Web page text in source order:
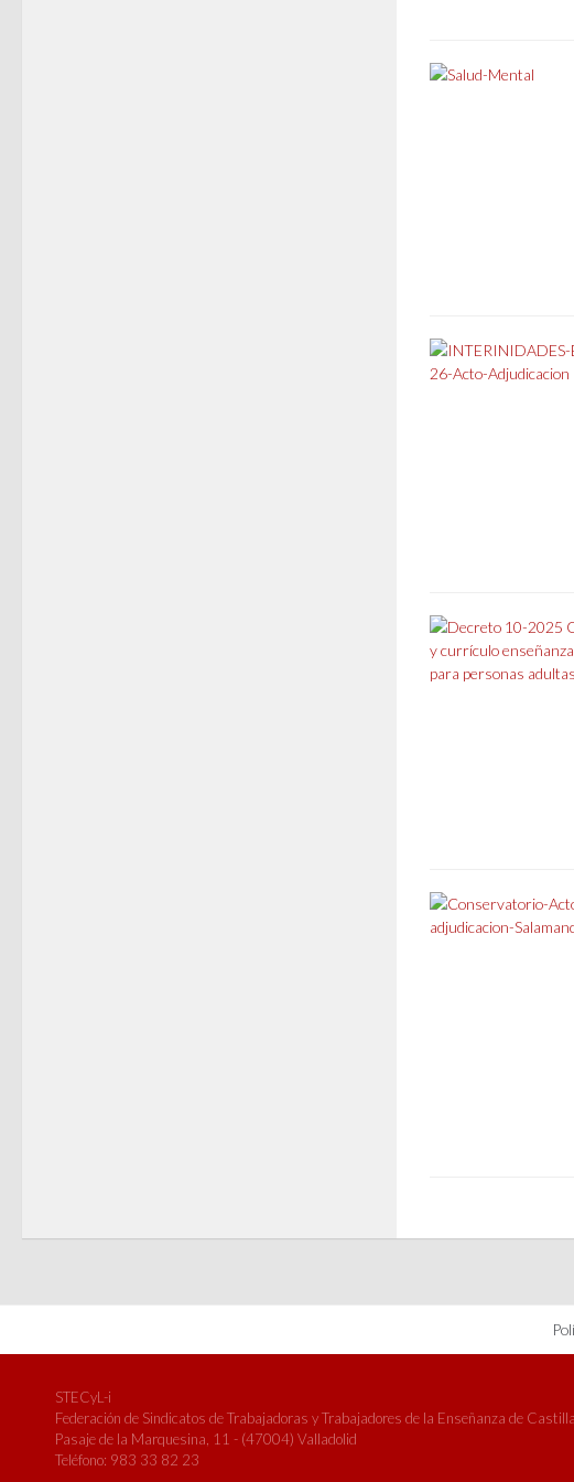
STECyL-i
Federación de Sindicatos de Trabajadoras y Trabajadores de la Enseñanza de
Pasaje de la Marquesina, 11 - (47004) Valladolid
Teléfono: 983 33 82 23